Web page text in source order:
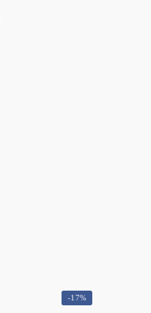
-17%